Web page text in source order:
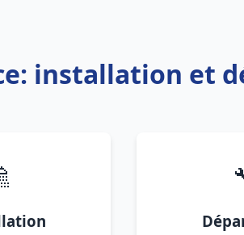
installation et